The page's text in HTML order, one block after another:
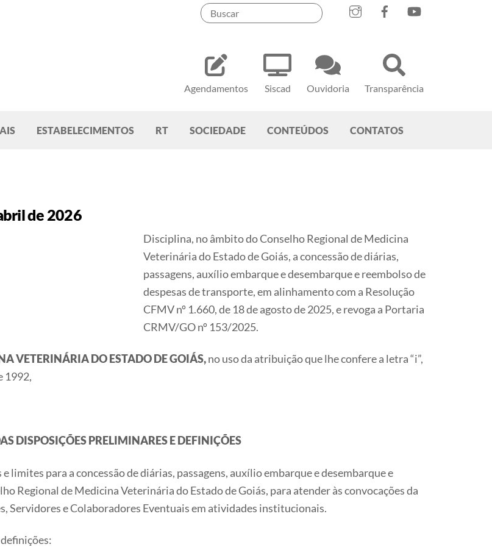
Agendamentos Siscad Ouvidoria Transparência
ESTABELECIMENTOS RT SOCIEDADE CONTEÚDOS CONTATOS
de 2026
Disciplina, no âmbito do Conselho Regional de Medicina
Veterinária do Estado de Goiás, a concessão de diárias,
passagens, auxílio embarque e desembarque e reembolso de
despesas de transporte, em alinhamento com a Resolução
CFMV nº 1.660, de 18 de agosto de 2025, e revoga a Portaria
CRMV/GO nº 153/2025.
VETERINÁRIA DO ESTADO DE GOIÁS,no uso da atribuição que lhe confere a letra “i”,
1992,
DISPOSIÇÕES PRELIMINARES E DEFINIÇÕES
para a concessão de diárias, passagens, auxílio embarque e desembarque e
Regional de Medicina Veterinária do Estado de Goiás, para atender às convocações da
Servidores e Colaboradores Eventuais em atividades institucionais.